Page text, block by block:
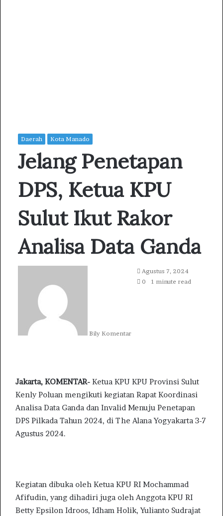
Daerah Kota Manado
Jelang Penetapan
DPS, Ketua KPU
Sulut Ikut Rakor
Analisa Data Ganda
Bily Komentar
Agustus 7, 2024
0
1 minute read
Jakarta, KOMENTAR- Ketua KPU KPU Provinsi Sulut
Kenly Poluan mengikuti kegiatan Rapat Koordinasi
Analisa Data Ganda dan Invalid Menuju Penetapan
DPS Pilkada Tahun 2024, di The Alana Yogyakarta 3-7
Agustus 2024.
Kegiatan dibuka oleh Ketua KPU RI Mochammad
Afifudin, yang dihadiri juga oleh Anggota KPU RI
Betty Epsilon Idroos, Idham Holik, Yulianto Sudrajat